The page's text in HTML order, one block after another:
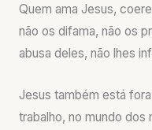
Quem ama Jesus,
não os difama, não os
abusa deles, não lhes
Jesus também está
trabalho, no mundo